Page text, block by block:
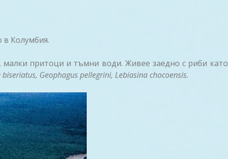
в Колумбия.
притоци и тъмни води. Живее заедно с риби като
Geophagus pellegrini, Lebiasina chocoensis.